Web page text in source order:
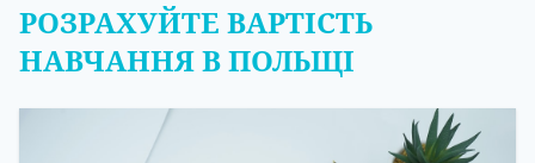
РОЗРАХУЙТЕ ВАРТІСТЬ
НАВЧАННЯ В ПОЛЬЩІ